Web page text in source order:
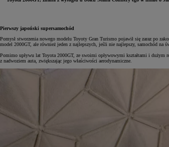
Pierwszy japoński supersamochód
Pomysł stworzenia nowego modelu Toyoty Gran Turismo pojawił się zaraz po
model 2000GT, ale również jeden z najlepszych, jeśli nie najlepszy, samochód na
Pomimo upływu lat Toyota 2000GT, ze swoimi opływowymi kształtami i dużym
z nadwoziem auta, zwiększając jego właściwości aerodynamiczne.